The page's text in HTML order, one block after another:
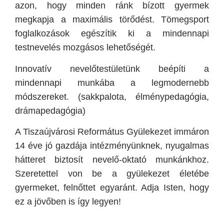
azon, hogy minden ránk bízott gyermek
megkapja a maximális törődést. Tömegsport
foglalkozások egészítik ki a mindennapi
testnevelés mozgásos lehetőségét.
Innovatív nevelőtestületünk beépíti a
mindennapi munkába a legmodernebb
módszereket. (sakkpalota, élménypedagógia,
drámapedagógia)
A Tiszaújvárosi Református Gyülekezet immáron
14 éve jó gazdája intézményünknek, nyugalmas
hátteret biztosít nevelő-oktató munkánkhoz.
Szeretettel von be a gyülekezet életébe
gyermeket, felnőttet egyaránt. Adja Isten, hogy
ez a jövőben is így legyen!